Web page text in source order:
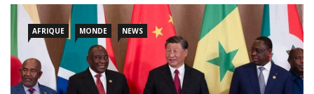
LIRE PLUS
AFRIQUE MONDE NEWS